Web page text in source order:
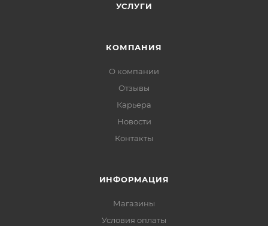
УСЛУГИ
КОМПАНИЯ
О компании
Отзывы
Карьера
Новости
Контакты
ИНФОРМАЦИЯ
Магазины
Условия оплаты